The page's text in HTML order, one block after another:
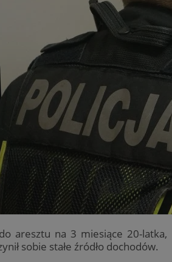
aresztu na 3 miesiące 20-latka,
sobie stałe źródło dochodów.